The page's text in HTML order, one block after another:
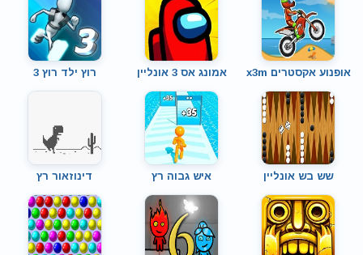
אופנוע אקסטרים x3m אמונג אס 3 אונליין רוץ ילד רוץ 3
שש בש אונליין איש גבוה רץ דינוזאור רץ